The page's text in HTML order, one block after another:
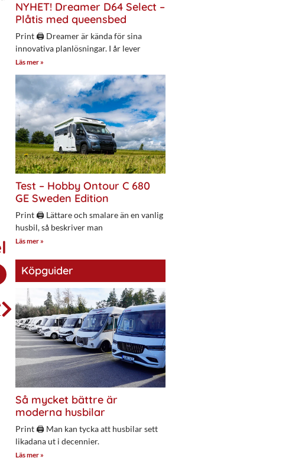
NYHET! Dreamer D64 Select –
Plåtis med queensbed
Print 🖨 Dreamer är kända för sina
innovativa planlösningar. I år lever
Läs mer »
Test – Hobby Ontour C 680
GE Sweden Edition
Print 🖨 Lättare och smalare än en vanlig
husbil, så beskriver man
Läs mer »
Köpguider
Så mycket bättre är
moderna husbilar
Print 🖨 Man kan tycka att husbilar sett
likadana ut i decennier.
Läs mer »